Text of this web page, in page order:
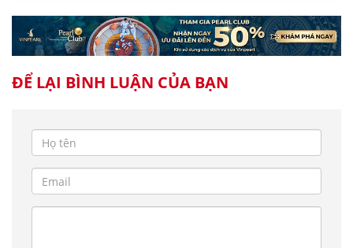
ĐỂ LẠI BÌNH LUẬN CỦA BẠN